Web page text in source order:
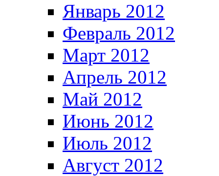
Январь 2012
Февраль 2012
Март 2012
Апрель 2012
Май 2012
Июнь 2012
Июль 2012
Август 2012